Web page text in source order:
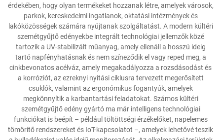
érdekében, hogy olyan termékeket hozzanak létre, amelyek városok,
parkok, kereskedelmi ingatlanok, oktatási intézmények és
lakóközösségek számára nyújtanak szolgáltatást. A modern kültéri
szemétgyűjtő edényekbe integrált technológiai jellemzők közé
tartozik a UV-stabilizált műanyag, amely ellenáll a hosszú ideig
tartó napfényhatásnak és nem színeződik el vagy reped meg, a
cinkbevonatos acélváz, amely megakadályozza a rozsdásodást és
a korróziót, az ezreknyi nyitási ciklusra tervezett megerősített
csuklók, valamint az ergonómikus fogantyúk, amelyek
megkönnyítik a karbantartási feladatokat. Számos kültéri
szemétgyűjtő edény gyártó ma már intelligens technológiai
funkciókat is beépít – például töltöttségi érzékelőket, napelemes
tömörítő rendszereket és IoT-kapcsolatot –, amelyek lehetővé teszik